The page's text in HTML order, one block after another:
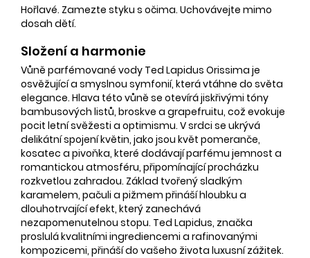
Hořlavé. Zamezte styku s očima. Uchovávejte mimo
dosah dětí.
Složení a harmonie
Vůně parfémované vody Ted Lapidus Orissima je
osvěžující a smyslnou symfonií, která vtáhne do světa
elegance. Hlava této vůně se otevírá jiskřivými tóny
bambusových listů, broskve a grapefruitu, což evokuje
pocit letní svěžesti a optimismu. V srdci se ukrývá
delikátní spojení květin, jako jsou květ pomeranče,
kosatec a pivoňka, které dodávají parfému jemnost a
romantickou atmosféru, připomínající procházku
rozkvetlou zahradou. Základ tvořený sladkým
karamelem, pačuli a pižmem přináší hloubku a
dlouhotrvající efekt, který zanechává
nezapomenutelnou stopu. Ted Lapidus, značka
proslulá kvalitními ingrediencemi a rafinovanými
kompozicemi, přináší do vašeho života luxusní zážitek.